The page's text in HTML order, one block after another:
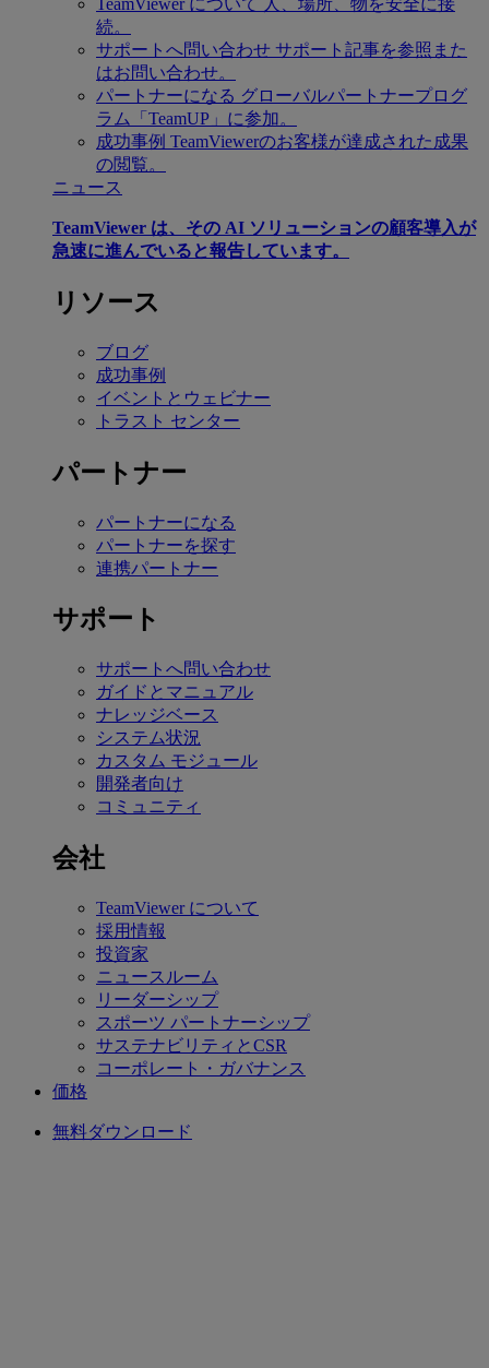
続。
サポートへ問い合わせ サポート記事を参照また
はお問い合わせ。
パートナーになる グローバルパートナープログ
ラム「TeamUP」に参加。
成功事例 TeamViewerのお客様が達成された成果
の閲覧。
ニュース
TeamViewer は、その AI ソリューションの顧客導入が
急速に進んでいると報告しています。
リソース
ブログ
成功事例
イベントとウェビナー
トラスト センター
パートナー
パートナーになる
パートナーを探す
連携パートナー
サポート
サポートへ問い合わせ
ガイドとマニュアル
ナレッジベース
システム状況
カスタム モジュール
開発者向け
コミュニティ
会社
TeamViewer について
採用情報
投資家
ニュースルーム
リーダーシップ
スポーツ パートナーシップ
サステナビリティとCSR
コーポレート・ガバナンス
価格
無料ダウンロード